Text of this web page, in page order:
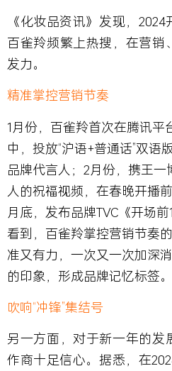
《化妆品资讯》发现，2024
百雀羚频繁上热搜，在营销
发力。
精准掌控营销节奏
1月份，百雀羚首次在腾讯平
中，投放“沪语+普通话”双语
品牌代言人；2月份，携王
人的祝福视频，在春晚开播
月底，发布品牌TVC《开场
看到，百雀羚掌控营销节奏
准又有力，一次又一次加深
的印象，形成品牌记忆标签。
吹响“冲锋”集结号
另一方面，对于新一年的发
作商十足信心。据悉，在